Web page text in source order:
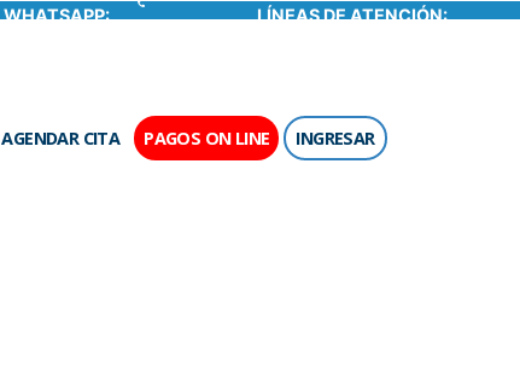
WHATSAPP:
LÍNEAS DE ATENCIÓN:
AGENDAR CITA PAGOS ON LINE INGRESAR